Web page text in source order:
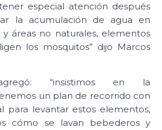
especial atención después
la acumulación de agua en
áreas no naturales, elementos
los mosquitos” dijo Marcos
“insistimos en la
un plan de recorrido con
para levantar estos elementos,
cómo se lavan bebederos y